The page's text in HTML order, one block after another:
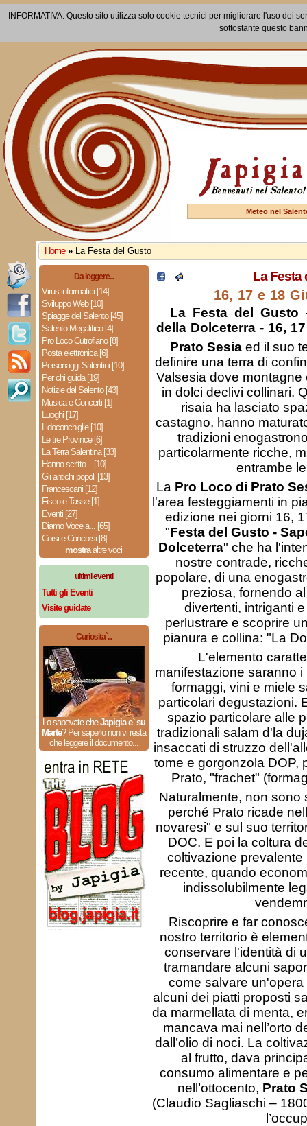
INFORMATIVA: Questo sito utilizza solo cookie tecnici per migliorare l'uso dei
sottostante questo
Meteo nel
Home » La Festa del Gusto
Da leggere...
Virus informatici [14]
Sviluppo Web [10]
Spiagge del Salento [45]
Salento Megalitico [4]
Pro Loco Cutrofiano [8]
Posta elettronica [6]
Personaggi Salentini [10]
Per chi guida [19]
Notizie dal Salento [43]
Musica e Concerti [1]
Luoghi [17]
Lidoconchiglie [10]
Le tre Province [6]
La Terra Salentina [33]
Hanno scritto... [10]
Gli antichi popoli [13]
Francescani [12]
Fisco e Tasse [1]
Eventi [27]
Diamo Voce a... [65]
Corsi e Concorsi [8]
mostraaltre voci
ultimi eventi
Tutti gli Eventi
Visite guidate
Curiosita`...
Lo sapevate cheJapigia e` su
Marte? Per saperlo non vi resta
che leggere il documento...
La Festa
16, 17 e 18
La Festa del Gusto
della Dolceterra - 16,
Prato Sesia ed il suo
definire una terra di
Valsesia dove
in dolci declivi collinari.
risaia ha lasciato
castagno, hanno
tradizioni
particolarmente ricche,
entrambe
La Pro Loco di Prato
l'area festeggiamenti in
edizione nei giorni 16,
"Festa del Gusto -
Dolceterra" che ha
nostre contrade,
popolare, di una
preziosa, fornendo
divertenti, intriganti
perlustrare e scoprire
pianura e collina: "La
L'elemento
manifestazione saranno i
formaggi, vini e miele
particolari degustazioni.
spazio particolare alle
tradizionali salam d'la
insaccati di struzzo
tome e gorgonzola DOP,
Prato, "frachet"
Naturalmente, non sono
perché Prato ricade
novaresi" e sul suo
DOC. E poi la coltura
coltivazione
recente, quando
indissolubilmente
Riscoprire e far
nostro territorio è
conservare l'identità di
tramandare alcuni
come salvare
alcuni dei piatti proposti
da marmellata di menta,
mancava mai nell’orto
dall’olio di noci. La
al frutto, dava
consumo alimentare e
nell’ottocento, Prato
(Claudio Sagliaschi –